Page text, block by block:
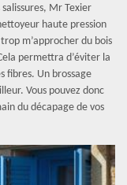
Mr Texier
haute pression
m’approcher du bois
permettra d’éviter la
fibres. Un brossage
Vous pouvez donc
du décapage de vos